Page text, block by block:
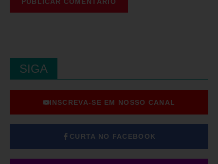
SIGA
INSCREVA-SE EM NOSSO CANAL
CURTA NO FACEBOOK